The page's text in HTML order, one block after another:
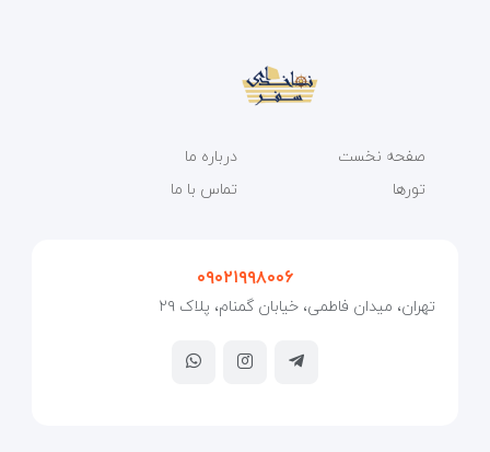
صفحه نخست
تورها
درباره ما
تماس با ما
۰۹۰۲۱۹۹۸۰۰۶
تهران، میدان فاطمی، خیابان گمنام، پلاک ۲۹